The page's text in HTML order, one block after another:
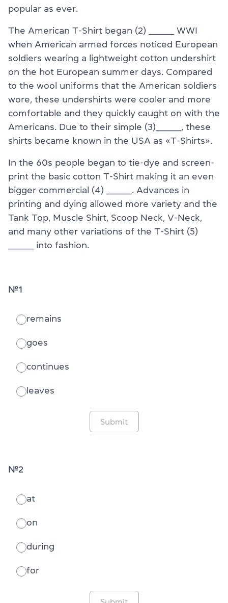
popular as ever.
The American T-Shirt began (2) __________ WWI
when American armed forces noticed European
soldiers wearing a lightweight cotton undershirt
on the hot European summer days. Compared
to the wool uniforms that the American soldiers
wore, these undershirts were cooler and more
comfortable and they quickly caught on with the
Americans. Due to their simple (3)__________, these
shirts became known in the USA as «T-Shirts».
In the 60s people began to tie-dye and screen-
print the basic cotton T-Shirt making it an even
bigger commercial (4) __________. Advances in
printing and dying allowed more variety and the
Tank Top, Muscle Shirt, Scoop Neck, V-Neck,
and many other variations of the T-Shirt (5)
__________ into fashion.
№1
remains
goes
continues
leaves
Submit
№2
at
оn
during
for
Submit